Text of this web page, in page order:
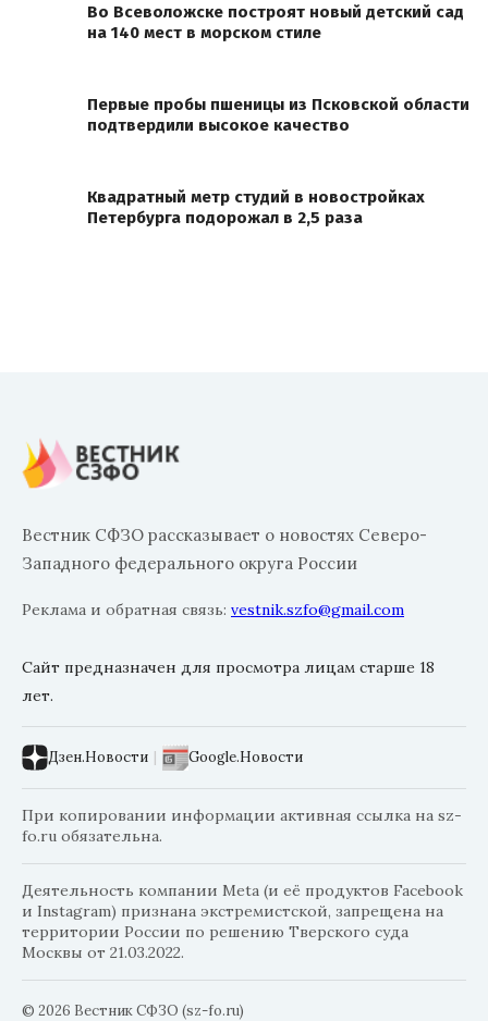
Во Всеволожске построят новый детский сад
на 140 мест в морском стиле
Первые пробы пшеницы из Псковской области
подтвердили высокое качество
Квадратный метр студий в новостройках
Петербурга подорожал в 2,5 раза
Вестник СФЗО рассказывает о новостях Северо-
Западного федерального округа России
Реклама и обратная связь: vestnik.szfo@gmail.com
Сайт предназначен для просмотра лицам старше 18
лет.
Дзен.Новости | Google.Новости
При копировании информации активная ссылка на sz-
fo.ru обязательна.
Деятельность компании Meta (и её продуктов Facebook
и Instagram) признана экстремистской, запрещена на
территории России по решению Тверского суда
Москвы от 21.03.2022.
© 2026 Вестник СФЗО (sz-fo.ru)